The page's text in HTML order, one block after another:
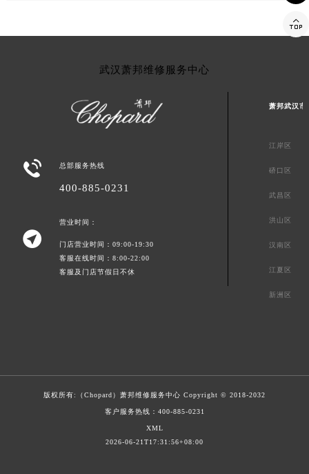
武汉萧邦维修服务中心
 总部服务热线
400-885-0231

营业时间：
门店营业时间：09:00-19:30
客服在线时间：8:00-22:00
客服及门店节假日不休
萧邦武汉市
江岸区
硚口区
武昌区
洪山区
汉南区
江夏区
新洲区
版权所有:（Chopard） 萧邦维修服务中心 Copyright © 2018-2032
客户服务热线： 400-885-0231
XML
2026-06-21T17:31:56+08:00
